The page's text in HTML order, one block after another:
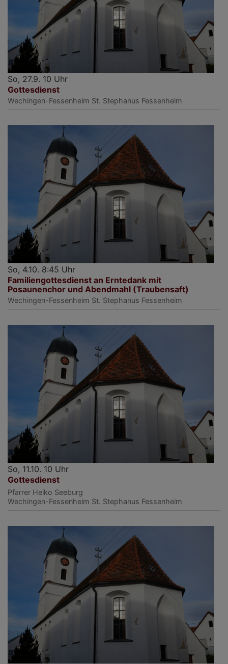
So, 27.9. 10 Uhr
Gottesdienst
Wechingen-Fessenheim St. Stephanus Fessenheim
So, 4.10. 8:45 Uhr
Familiengottesdienst an Erntedank mit
Posaunenchor und Abendmahl (Traubensaft)
Wechingen-Fessenheim St. Stephanus Fessenheim
So, 11.10. 10 Uhr
Gottesdienst
Pfarrer Heiko Seeburg
Wechingen-Fessenheim St. Stephanus Fessenheim